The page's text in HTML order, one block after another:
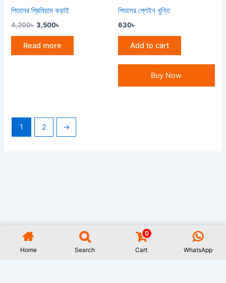
পিতলের প্রিমিয়াম কড়াই
4,200৳3,500৳
Read more
পিতলের প্লেইন খুন্তি
630৳
Add to cart
Buy Now
1 2 →
All Rights Reserved GAUWAL | Address: 17/1, Monipuripara, Sangshad
Avenue, Dhaka- 1215 | 01977722531 | Designed and Developed by
Home Search
0
Cart WhatsApp